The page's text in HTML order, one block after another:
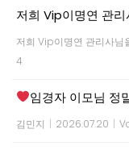
저희 Vip이명연 관
저희 Vip이명연 관리사님
4
임경자 이모님 정
김민지 | 2026.07.20 |